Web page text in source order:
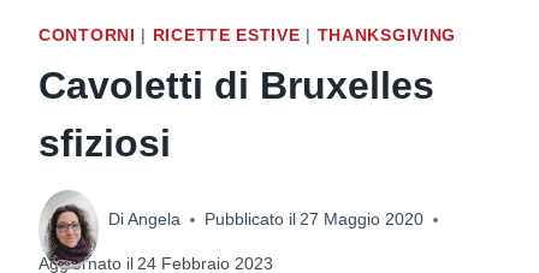
CONTORNI | RICETTE ESTIVE | THANKSGIVING
Cavoletti di Bruxelles
sfiziosi
DiAngela Pubblicato il 27 Maggio 2020
Aggiornato il 24 Febbraio 2023